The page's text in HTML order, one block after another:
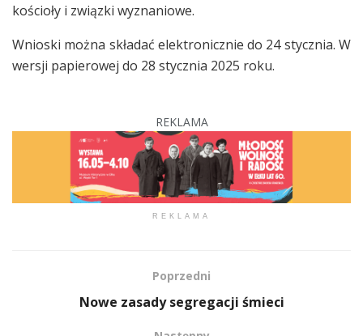
kościoły i związki wyznaniowe.
Wnioski można składać elektronicznie do 24 stycznia. W
wersji papierowej do 28 stycznia 2025 roku.
REKLAMA
REKLAMA
Poprzedni
Nowe zasady segregacji śmieci